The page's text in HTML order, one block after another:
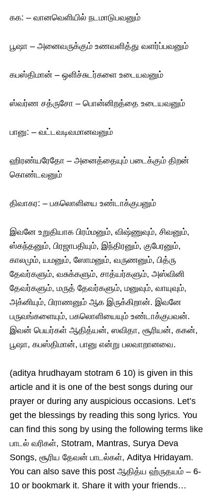
கக: – வானவெளியில் நடமாடுபவனும்
பூஷா – அனைவருக்கும் உணவளித்து வளர்ப்பவனும்
கபஸ்திமான் – ஒளிச்சுடர்களை உடையவனும்
ஸ்வர்ண சத்ருசோ – பொன்னிறத்தை உடையவனும்
பானு: – வட்டவடிவமானவனும்
ஹிரண்யரேதோ – அனைத்தையும் படைக்கும் திறன்
கொண்டவனும்
திவாகர: – பகலொளியை உண்டாக்குபனும்
இவனே உறுதியாக பிரம்மனும், விஷ்ணுவும், சிவனும்,
ஸ்கந்தனும், பிரஜாபதியும், இந்திரனும், குபேரனும்,
காலமும், யமனும், ஸோமனும், வருணனும், பித்ரு
தேவர்களும், வசுக்களும், சாத்யர்களும், அஸ்வினி
தேவர்களும், மருத் தேவர்களும், மனுவும், வாயுவும்,
அக்னியும், பிராணனும் ஆக இருக்கிறான். இவனே
பருவங்களையும், பகலொளியையும் உண்டாக்குபவன்.
இவன் பெயர்கள் ஆதித்யன், ஸவிதா, சூரியன், ககன்,
பூஷா, கபஸ்திமான், பானு என்று பலவாறானவை.
(aditya hrudhayam stotram 6 10) is given in this
article and it is one of the best songs during our
prayer or during any auspicious occasions. Let’s
get the blessings by reading this song lyrics. You
can find this song by using the following terms like
பாடல் வரிகள், Stotram, Mantras, Surya Deva
Songs, சூரிய‌ தேவன் பாடல்கள், Aditya Hridayam.
You can also save this post ஆதித்ய ஹ்ருதயம் – 6-
10 or bookmark it. Share it with your friends…